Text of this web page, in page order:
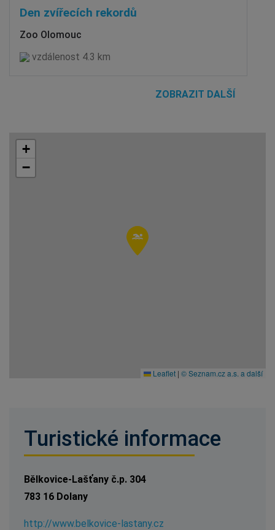
Den zvířecích rekordů
Zoo Olomouc
vzdálenost 4.3 km
ZOBRAZIT DALŠÍ
+
−
Leaflet | © Seznam.cz a.s. a další
Turistické informace
Bělkovice-Lašťany č.p. 304
783 16 Dolany
http://www.belkovice-lastany.cz